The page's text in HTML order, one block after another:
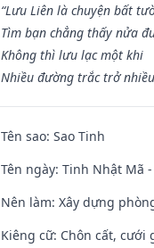
“Lưu Liên là chuyện bất
Tìm bạn chẳng thấy nửa
Không thì lưu lạc một khi
Nhiều đường trắc trở
Tên sao: Sao Tinh
Tên ngày: Tinh Nhật Mã
Nên làm: Xây dựng
Kiêng cữ: Chôn cất, cưới